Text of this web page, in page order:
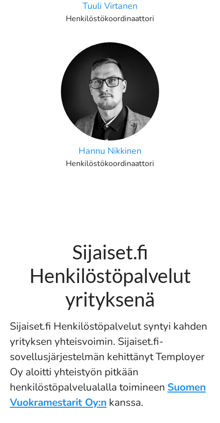
Tuuli Virtanen
Henkilöstökoordinaattori
Hannu Nikkinen
Henkilöstökoordinaattori
Sijaiset.fi
Henkilöstöpalvelut
yrityksenä
Sijaiset.fi Henkilöstöpalvelut syntyi kahden
yrityksen yhteisvoimin. Sijaiset.fi-
sovellusjärjestelmän kehittänyt Temployer
Oy aloitti yhteistyön pitkään
henkilöstöpalvelualalla toimineen Suomen
Vuokramestarit Oy:n kanssa.